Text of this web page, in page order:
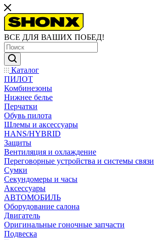
ВСЕ ДЛЯ ВАШИХ ПОБЕД!
Каталог
ПИЛОТ
Комбинезоны
Нижнее белье
Перчатки
Обувь пилота
Шлемы и аксессуары
HANS/HYBRID
Защиты
Вентиляция и охлаждение
Переговорные устройства и системы связи
Сумки
Секундомеры и часы
Аксессуары
АВТОМОБИЛЬ
Оборудование салона
Двигатель
Оригинальные гоночные запчасти
Подвеска